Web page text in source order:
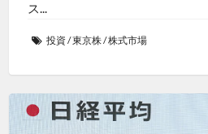
ス...
投資/東京株/株式市場